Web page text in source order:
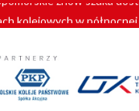
kolejowych w
się doświadczeniami z
Bydgoszcz Fordon
znów szuka